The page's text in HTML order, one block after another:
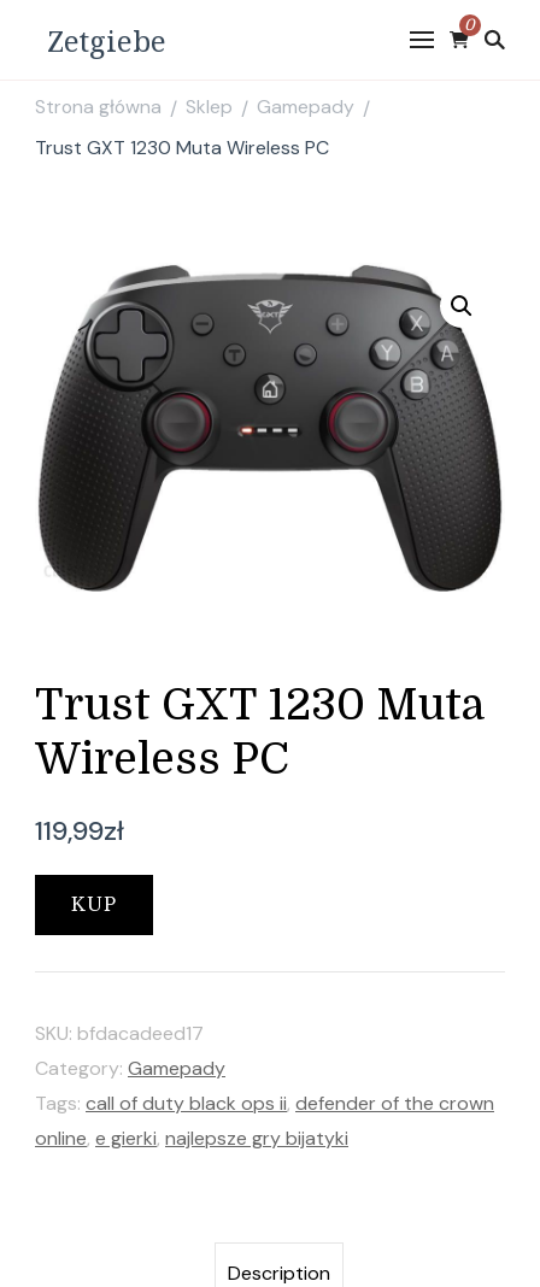
Zetgiebe 0
Strona główna / Sklep / Gamepady /
Trust GXT 1230 Muta Wireless PC
Trust GXT 1230 Muta
Wireless PC
119,99zł
KUP
SKU: bfdacadeed17
Category: Gamepady
Tags: call of duty black ops ii, defender of the crown
online, e gierki, najlepsze gry bijatyki
Description